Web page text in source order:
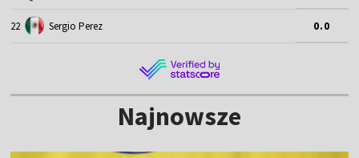
22 Sergio Perez 0.0
Najnowsze